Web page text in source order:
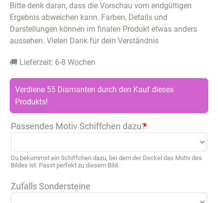
Bitte denk daran, dass die Vorschau vom endgültigen
Ergebnis abweichen kann. Farben, Details und
Darstellungen können im finalen Produkt etwas anders
aussehen. Vielen Dank für dein Verständnis
🚚 Lieferzeit: 6-8 Wochen
Verdiene 55 Diamanten durch den Kauf dieses
Produkts!
Passendes Motiv Schiffchen dazu?*
Du bekommst ein Schiffchen dazu, bei dem der Deckel das Motiv des
Bildes ist. Passt perfekt zu diesem Bild.
Zufalls Sondersteine